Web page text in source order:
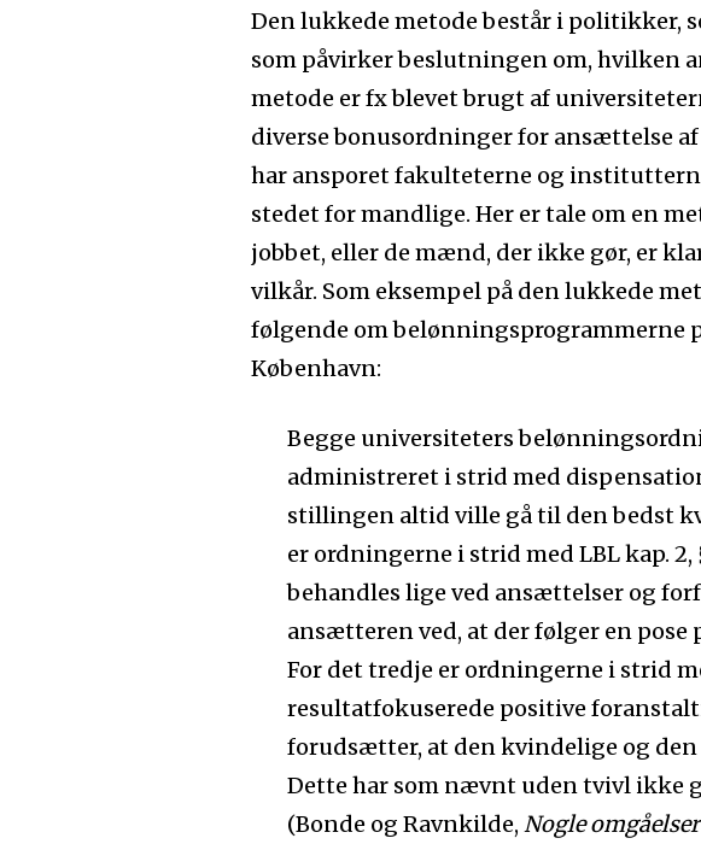
Den lukkede metode består i politikker,
som påvirker beslutningen om, hvilken
metode er fx blevet brugt af
diverse bonusordninger for ansættelse
har ansporet fakulteterne og
stedet for mandlige. Her er tale om en
jobbet, eller de mænd, der ikke gør, er
vilkår. Som eksempel på den lukkede
følgende om belønningsprogrammerne
København:
Begge universiteters
administreret i strid med
stillingen altid ville gå til den bedst
er ordningerne i strid med LBL kap.
behandles lige ved ansættelser og
ansætteren ved, at der følger en
For det tredje er ordningerne i strid
resultatfokuserede positive
forudsætter, at den kvindelige og
Dette har som nævnt uden tvivl ikke
(Bonde og Ravnkilde, Nogle